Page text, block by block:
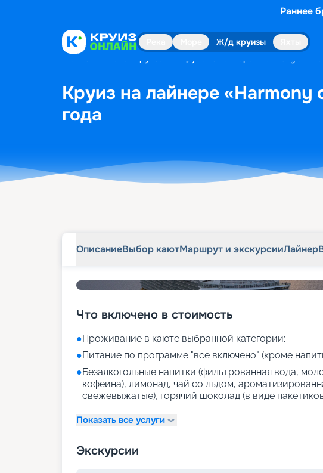
Раннее
Ж/д круизы
Главная Поиск круизов Круиз на лайнере «Harmony of
Круиз на лайнере «Harmony
года
ОписаниеВыбор каютМаршрут и экскурсииЛайнер
Что включено в стоимость
●Проживание в каюте выбранной категории;
●Питание по программе "все включено" (кроме
●Безалкогольные напитки (фильтрованная вода,
кофеина), лимонад, чай со льдом,
свежевыжатые), горячий шоколад (в виде
Показать все услуги
Экскурсии